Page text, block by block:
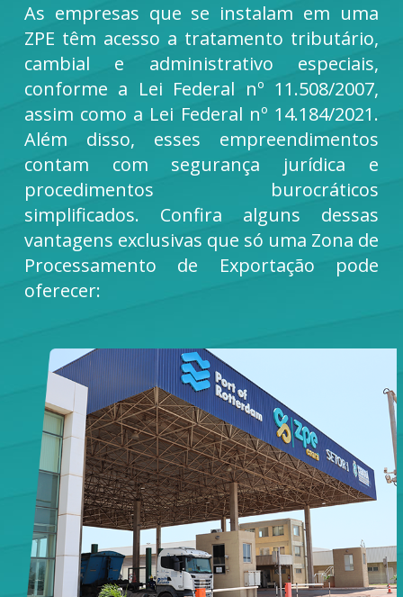
As empresas que se instalam em uma
ZPE têm acesso a tratamento tributário,
cambial e administrativo especiais,
conforme a Lei Federal nº 11.508/2007,
assim como a Lei Federal nº 14.184/2021.
Além disso, esses empreendimentos
contam com segurança jurídica e
procedimentos burocráticos
simplificados. Confira alguns dessas
vantagens exclusivas que só uma Zona de
Processamento de Exportação pode
oferecer: